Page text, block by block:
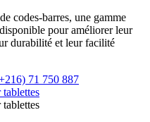
codes-barres, une gamme
pour améliorer leur
durabilité et leur facilité
71 750 887
tablettes
tablettes